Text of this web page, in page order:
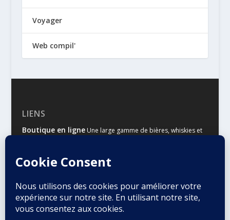
Voyager
Web compil'
LIENS
Boutique en ligneUne large gamme de bières, whiskies et
Malts & HoublonsLe site d’information des amateurs de